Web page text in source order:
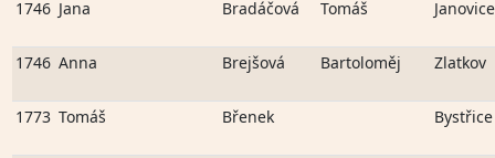
1746 Jana Bradáčová Tomáš Janovice
1746 Anna Brejšová Bartoloměj Zlatkov
1773 Tomáš Břenek Bystřice